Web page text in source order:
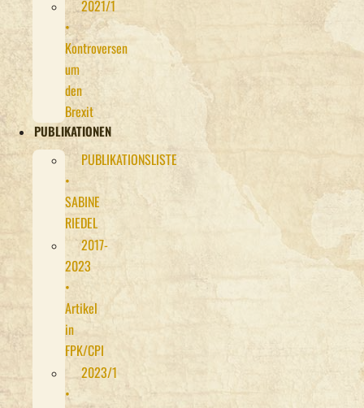
2021/1
•
Kontroversen
um
den
Brexit
PUBLIKATIONEN
PUBLIKATIONSLISTE
•
SABINE
RIEDEL
2017-
2023
•
Artikel
in
FPK/CPI
2023/1
•